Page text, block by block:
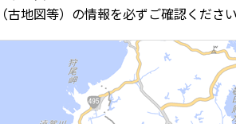
地図等）の情報を必ずご確認ください